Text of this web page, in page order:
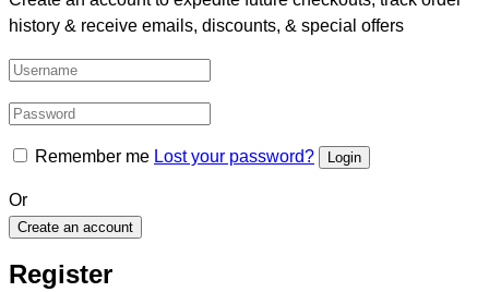
history & receive emails, discounts, & special offers
Remember me Lost your password?
Or
Create an account
Register